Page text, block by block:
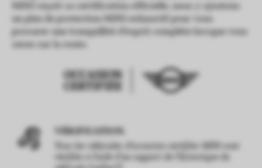
MINI reçoit sa certification officielle, nous y ajoutons
un plan de protection MINI exhaustif pour vous
procurer une tranquillité d’esprit complète lorsque vous
serez sur la route.
VÉRIFICATION.
vérifiés à l’aide d’un rapport de l’historique du